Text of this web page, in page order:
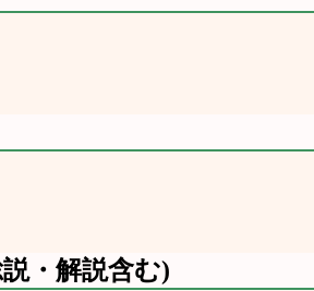
・解説含む)